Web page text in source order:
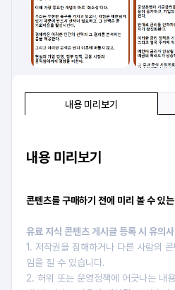
내용 미리보기
내용 미리보기
콘텐츠를 구매하기 전에 미리 볼 수 있
유료 지식 콘텐츠 게시글 등록 시 유의
1. 저작권을 침해하거나 다른 사람의
임을 질 수 있습니다.
2. 허위 또는 운영정책에 어긋나는 내